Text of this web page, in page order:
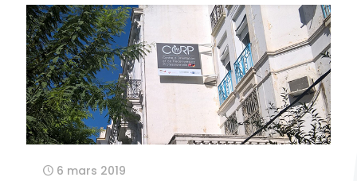
6 mars 2019